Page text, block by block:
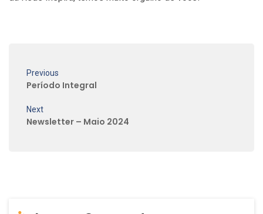
Previous
Período Integral
Next
Newsletter – Maio 2024